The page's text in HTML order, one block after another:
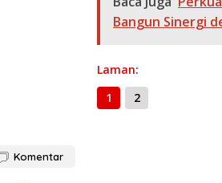
o
k
a A
Bangun Sinergi
Laman:
1
2
Komentar